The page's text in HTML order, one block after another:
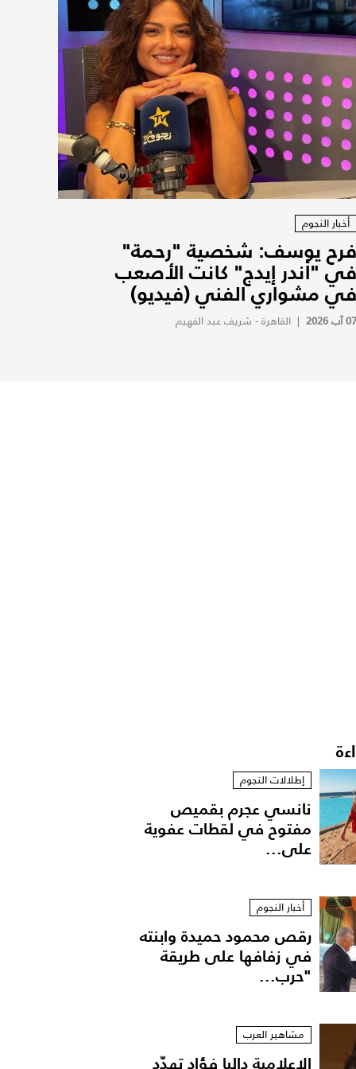
أخبار النجوم
فرح يوسف: شخصية "رحمة"
في "أندر إيدج" كانت الأصعب
في مشواري الفني (فيديو)
07 آب 2026 |القاهرة - شريف عبد الفهيم
إطلالات النجوم
نانسي عجرم بقميص
مفتوح في لقطات عفوية
على...
أخبار النجوم
رقص محمود حميدة وابنته
في زفافها على طريقة
"حرب...
مشاهير العرب
الإعلامية داليا فؤاد تهدّد